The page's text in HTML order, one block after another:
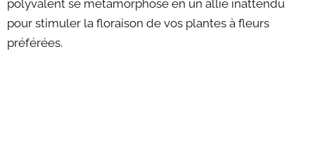
polyvalent se métamorphose en un allié inattendu
pour stimuler la floraison de vos plantes à fleurs
préférées.